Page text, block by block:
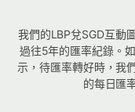
我們的LBP兌SGD互動
過往5年的匯率紀錄。
示，待匯率轉好時，我
的每日匯